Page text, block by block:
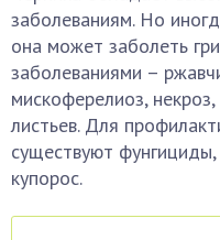
заболеваниям. Но
она может заболеть
заболеваниями –
мискоферелиоз,
листьев. Для
существуют
купорос.